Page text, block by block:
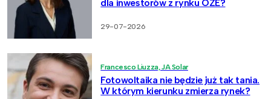
dla inwestorów z rynku OZE?
29-07-2026
Francesco Liuzza, JA Solar
Fotowoltaika nie będzie już tak tania.
W którym kierunku zmierza rynek?